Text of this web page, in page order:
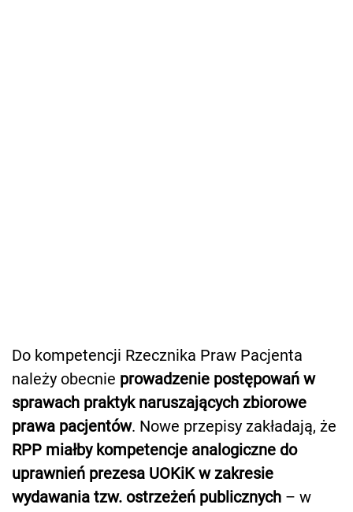
Do kompetencji Rzecznika Praw Pacjenta
należy obecnie prowadzenie postępowań w
sprawach praktyk naruszających zbiorowe
prawa pacjentów. Nowe przepisy zakładają, że
RPP miałby kompetencje analogiczne do
uprawnień prezesa UOKiK w zakresie
wydawania tzw. ostrzeżeń publicznych – w